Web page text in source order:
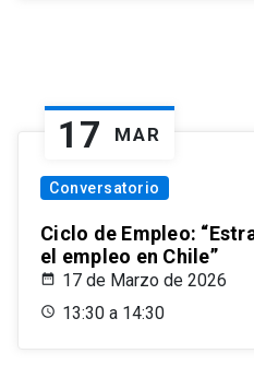
17 MAR
Conversatorio
Ciclo de Empleo:
el empleo en Chile”
17 de Marzo de 2026
13:30 a 14:30